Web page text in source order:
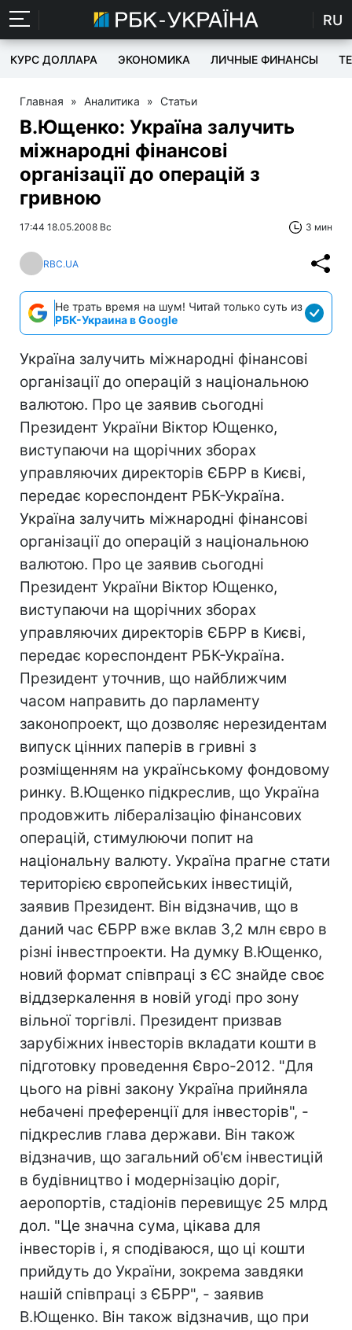
RU
КУРС ДОЛЛАРА ЭКОНОМИКА ЛИЧНЫЕ ФИНАНСЫ
Главная » Аналитика » Статьи
В.Ющенко: Україна залучить
міжнародні фінансові
організації до операцій з
гривною
17:44 18.05.2008 Вс 3 мин
RBC.UA
Не трать время на шум! Читай только суть из
РБК-Украина в Google
Україна залучить міжнародні фінансові
організації до операцій з національною
валютою. Про це заявив сьогодні
Президент України Віктор Ющенко,
виступаючи на щорічних зборах
управляючих директорів ЄБРР в Києві,
передає кореспондент РБК-Україна.
Україна залучить міжнародні фінансові
організації до операцій з національною
валютою. Про це заявив сьогодні
Президент України Віктор Ющенко,
виступаючи на щорічних зборах
управляючих директорів ЄБРР в Києві,
передає кореспондент РБК-Україна.
Президент уточнив, що найближчим
часом направить до парламенту
законопроект, що дозволяє нерезидентам
випуск цінних паперів в гривні з
розміщенням на українському фондовому
ринку. В.Ющенко підкреслив, що Україна
продовжить лібералізацію фінансових
операцій, стимулюючи попит на
національну валюту. Україна прагне стати
територією європейських інвестицій,
заявив Президент. Він відзначив, що в
даний час ЄБРР вже вклав 3,2 млн євро в
різні інвестпроекти. На думку В.Ющенко,
новий формат співпраці з ЄС знайде своє
віддзеркалення в новій угоді про зону
вільної торгівлі. Президент призвав
зарубіжних інвесторів вкладати кошти в
підготовку проведення Євро-2012. "Для
цього на рівні закону Україна прийняла
небачені преференції для інвесторів", -
підкреслив глава держави. Він також
відзначив, що загальний об'єм інвестицій
в будівництво і модернізацію доріг,
аеропортів, стадіонів перевищує 25 млрд
дол. "Це значна сума, цікава для
інвесторів і, я сподіваюся, що ці кошти
прийдуть до України, зокрема завдяки
нашій співпраці з ЄБРР", - заявив
В.Ющенко. Він також відзначив, що при